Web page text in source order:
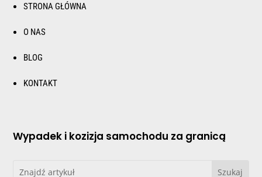
STRONA GŁÓWNA
O NAS
BLOG
KONTAKT
Wypadek i kozizja samochodu za granicą